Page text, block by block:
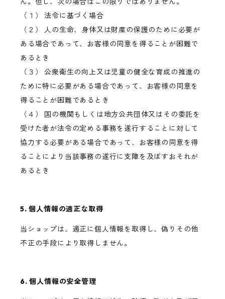
（１） 法令に基づく場合
（２） 人の生命、身体又は財産の保護のために必要が
ある場合であって、お客様の同意を得ることが困難で
あるとき
（３） 公衆衛生の向上又は児童の健全な育成の推進の
ために特に必要がある場合であって、お客様の同意を
得ることが困難であるとき
（４） 国の機関もしくは地方公共団体又はその委託を
受けた者が法令の定める事務を遂行することに対して
協力する必要がある場合であって、お客様の同意を得
ることにより当該事務の遂行に支障を及ぼすおそれが
あるとき
5. 個人情報の適正な取得
当ショップは、適正に個人情報を取得し、偽りその他
不正の手段により取得しません。
6. 個人情報の安全管理